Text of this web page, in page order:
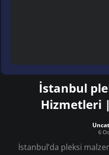
İstanbul
Hizmetleri
6
İstanbul’da pleksi